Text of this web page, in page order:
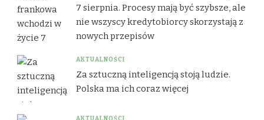
7 sierpnia. Procesy mają być szybsze, ale
nie wszyscy kredytobiorcy skorzystają z
nowych przepisów
AKTUALNOŚCI
Za sztuczną inteligencją stoją ludzie.
Polska ma ich coraz więcej